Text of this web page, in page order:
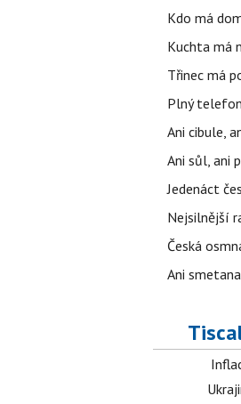
Kdo má
Kuchta má
Třinec má
Plný
Ani cibule,
Ani sůl, ani
Jedenáct
Nejsilnější
Česká
Ani